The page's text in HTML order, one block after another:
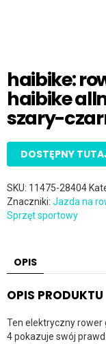
haibike:
haibike
szary-
DOSTĘPNY
SKU: 11475-28404
Znaczniki: Jazda na
Sprzęt sportowy
OPIS
OPIS PRODUKTU
Ten elektryczny
4 pokazuje swój